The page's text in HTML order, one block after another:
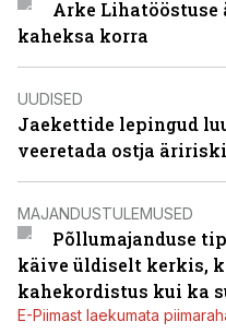
Arke Lihatööstuse
kaheksa korra
UUDISED
Jaekettide lepingud
veeretada ostja äririski
MAJANDUSTULEMUSED
Põllumajanduse
käive üldiselt kerkis,
kahekordistus kui ka
E-Piimast laekumata